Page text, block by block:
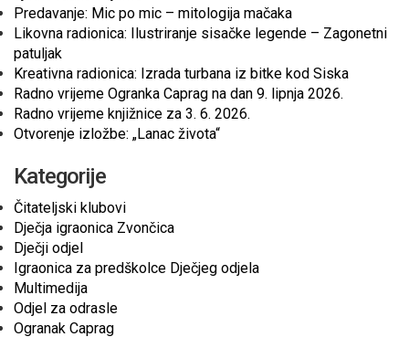
Predavanje: Mic po mic – mitologija mačaka
Likovna radionica: Ilustriranje sisačke legende – Zagonetni
patuljak
Kreativna radionica: Izrada turbana iz bitke kod Siska
Radno vrijeme Ogranka Caprag na dan 9. lipnja 2026.
Radno vrijeme knjižnice za 3. 6. 2026.
Otvorenje izložbe: „Lanac života“
Kategorije
Čitateljski klubovi
Dječja igraonica Zvončica
Dječji odjel
Igraonica za predškolce Dječjeg odjela
Multimedija
Odjel za odrasle
Ogranak Caprag